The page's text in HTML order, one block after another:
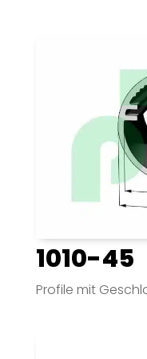
1010-45
Profile mit